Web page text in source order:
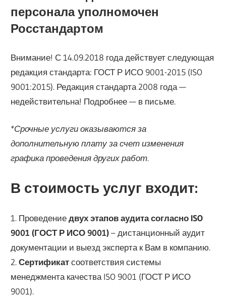
персонала уполномочен
Росстандартом
Внимание! С 14.09.2018 года действует следующая
редакция стандарта: ГОСТ Р ИСО 9001-2015 (ISO
9001:2015). Редакция стандарта 2008 года —
недействительна! Подробнее — в письме.
*Срочные услуги оказываются за
дополнительную плату за счет изменения
графика проведения других работ.
В стоимость услуг входит:
1. Проведениедвух этапов аудита согласно ISO
9001 (ГОСТ Р ИСО 9001)– дистанционный аудит
документации и выезд эксперта к Вам в компанию.
2.Сертификатсоответствия системы
менеджмента качества ISO 9001 (ГОСТ Р ИСО
9001).